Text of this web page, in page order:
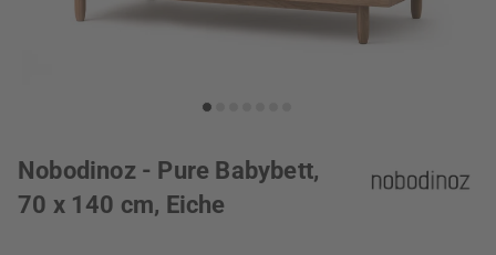
Nobodinoz - Pure Babybett,
70 x 140 cm, Eiche